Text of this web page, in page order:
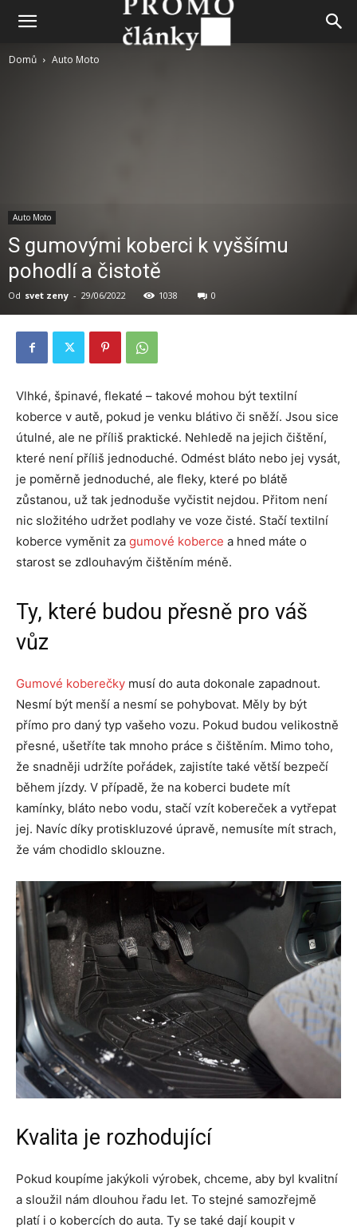
Domů Auto Moto
Auto Moto
S gumovými koberci k vyššímu
pohodlí a čistotě
Od svet zeny - 29/06/2022 1038 0
Vlhké, špinavé, flekaté – takové mohou být textilní
koberce v autě, pokud je venku blátivo či sněží. Jsou sice
útulné, ale ne příliš praktické. Nehledě na jejich čištění,
které není příliš jednoduché. Odmést bláto nebo jej vysát,
je poměrně jednoduché, ale fleky, které po blátě
zůstanou, už tak jednoduše vyčistit nejdou. Přitom není
nic složitého udržet podlahy ve voze čisté. Stačí textilní
koberce vyměnit za gumové koberce a hned máte o
starost se zdlouhavým čištěním méně.
Ty, které budou přesně pro váš
vůz
Gumové koberečky musí do auta dokonale zapadnout.
Nesmí být menší a nesmí se pohybovat. Měly by být
přímo pro daný typ vašeho vozu. Pokud budou velikostně
přesné, ušetříte tak mnoho práce s čištěním. Mimo toho,
že snadněji udržíte pořádek, zajistíte také větší bezpečí
během jízdy. V případě, že na koberci budete mít
kamínky, bláto nebo vodu, stačí vzít kobereček a vytřepat
jej. Navíc díky protiskluzové úpravě, nemusíte mít strach,
že vám chodidlo sklouzne.
Kvalita je rozhodující
Pokud koupíme jakýkoli výrobek, chceme, aby byl kvalitní
a sloužil nám dlouhou řadu let. To stejné samozřejmě
platí i o kobercích do auta. Ty se také dají koupit v